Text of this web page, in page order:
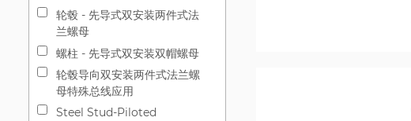
轮毂 - 先导式双安装两件式法
兰螺母
螺柱 - 先导式双安装双帽螺母
轮毂导向双安装两件式法兰螺
母特殊总线应用
Steel Stud-Piloted